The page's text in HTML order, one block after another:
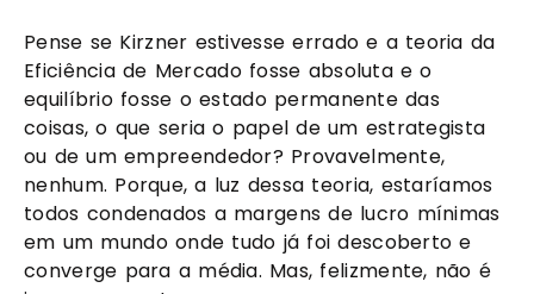
Pense se Kirzner estivesse errado e a teoria da
Eficiência de Mercado fosse absoluta e o
equilíbrio fosse o estado permanente das
coisas, o que seria o papel de um estrategista
ou de um empreendedor? Provavelmente,
nenhum. Porque, a luz dessa teoria, estaríamos
todos condenados a margens de lucro mínimas
em um mundo onde tudo já foi descoberto e
converge para a média. Mas, felizmente, não é